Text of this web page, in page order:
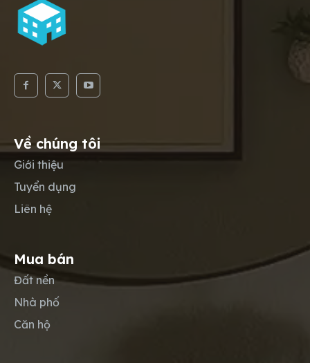
Về chúng tôi
Giới thiệu
Tuyển dụng
Liên hệ
Mua bán
Đất nền
Nhà phố
Căn hộ